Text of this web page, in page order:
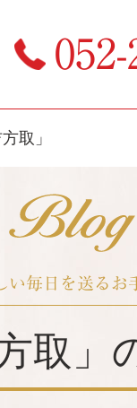
取」
い毎日を送るお
取」